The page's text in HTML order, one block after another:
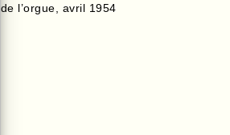
de l’orgue
avril 1954